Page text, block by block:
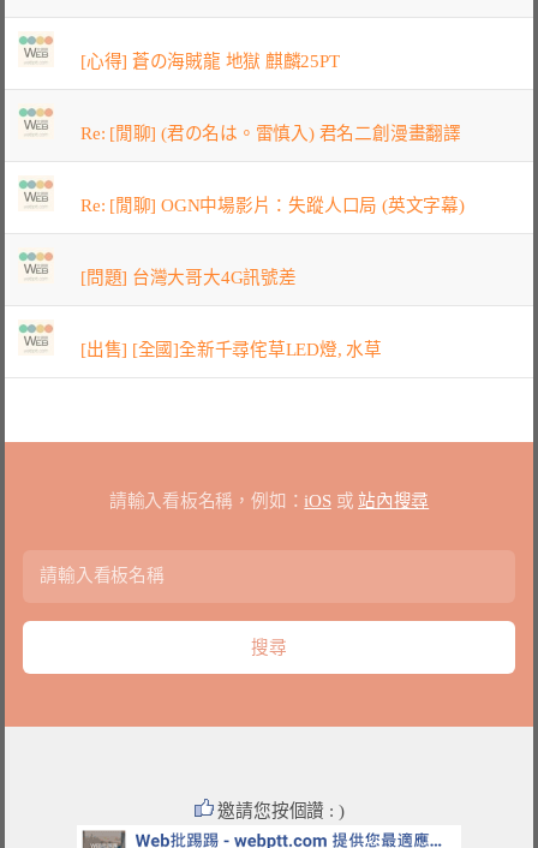
[心得] 蒼の海賊龍 地獄 麒麟25PT
Re: [閒聊] (君の名は。雷慎入) 君名二創漫畫翻譯
Re: [閒聊] OGN中場影片：失蹤人口局 (英文字幕)
[問題] 台灣大哥大4G訊號差
[出售] [全國]全新千尋侘草LED燈, 水草
請輸入看板名稱，例如： iOS或 站內搜尋
邀請您按個讚 : )